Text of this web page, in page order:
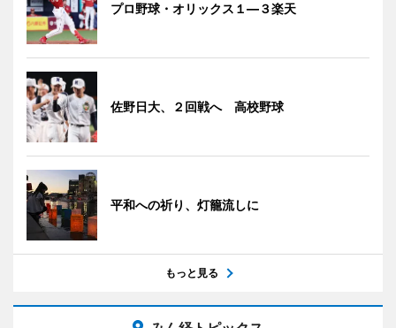
プロ野球・オリックス１―３楽天
佐野日大、２回戦へ 高校野球
平和への祈り、灯籠流しに
もっと見る